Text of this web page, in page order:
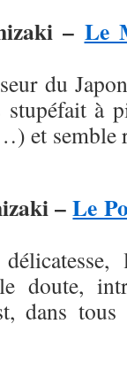
– Le
du
stupéfait à
et semble
–Le
doute,
dans